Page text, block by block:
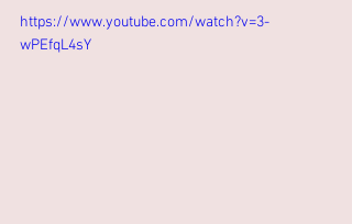
https://www.youtube.com/watch?v=3-
wPEfqL4sY